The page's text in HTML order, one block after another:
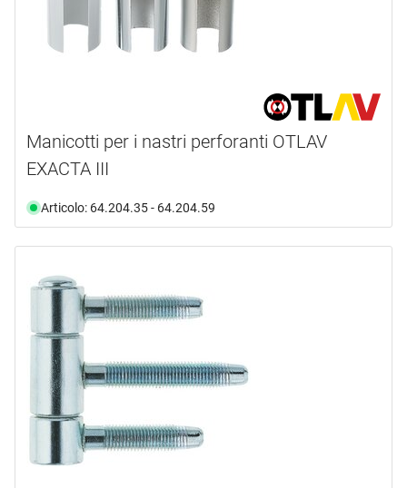
Manicotti per i nastri perforanti OTLAV
EXACTA III
Articolo: 64.204.35 - 64.204.59